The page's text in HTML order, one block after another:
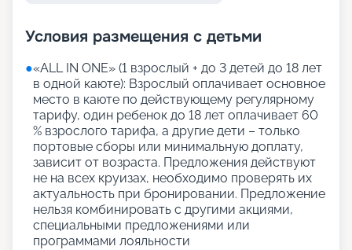
Условия размещения с детьми
●«АLL IN ONE» (1 взрослый + до 3 детей до 18 лет
в одной каюте): Взрослый оплачивает основное
место в каюте по действующему регулярному
тарифу, один ребенок до 18 лет оплачивает 60
% взрослого тарифа, а другие дети – только
портовые сборы или минимальную доплату,
зависит от возраста. Предложения действуют
не на всех круизах, необходимо проверять их
актуальность при бронировании. Предложение
нельзя комбинировать с другими акциями,
специальными предложениями или
программами лояльности